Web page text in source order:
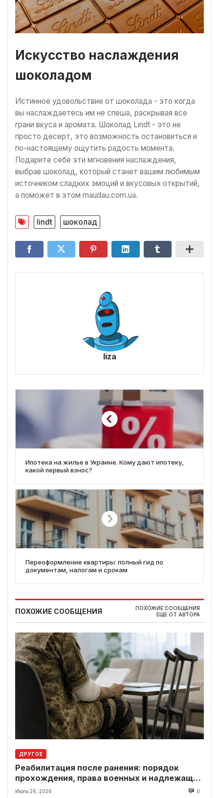
Искусство наслаждения
шоколадом
Истинное удовольствие от шоколада - это когда
вы наслаждаетесь им не спеша, раскрывая все
грани вкуса и аромата. Шоколад Lindt - это не
просто десерт, это возможность остановиться и
по-настоящему ощутить радость момента.
Подарите себе эти мгновения наслаждения,
выбрав шоколад, который станет вашим любимым
источником сладких эмоций и вкусовых открытий,
а поможет в этом maudau.com.ua.
lindt шоколад
liza
Ипотека на жилье в Украине. Кому дают ипотеку,
какой первый взнос?
Переоформление квартиры: полный гид по
документам, налогам и срокам
ПОХОЖИЕ СООБЩЕНИЯ
ПОХОЖИЕ СООБЩЕНИЯ
ЕЩЕ ОТ АВТОРА
ДРУГОЕ
Реабилитация после ранения: порядок
прохождения, права военных и надлежащие
выплаты
Июль 26, 2026 0